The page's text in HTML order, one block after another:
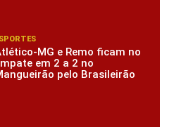
MG e Remo ficam no
em 2 a 2 no
pelo Brasileirão